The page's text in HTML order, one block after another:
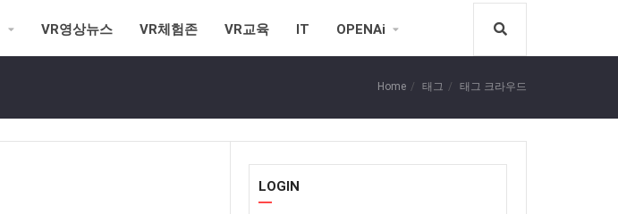
시각장애 VR체험
VR스키/서핑체험
선수연습시뮬레이터로 VR체험을(스코어계산)
VR스포츠-로잉머신 시뮬레이터로 VR노젓기 체험을(스코어계산)
VR영상뉴스 VR체험존 VR교육 IT OPENAi
Home 태그 태그 크라우드
LOGIN